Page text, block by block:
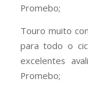
Promebo;
Touro muito
para todo o
excelentes
Promebo;